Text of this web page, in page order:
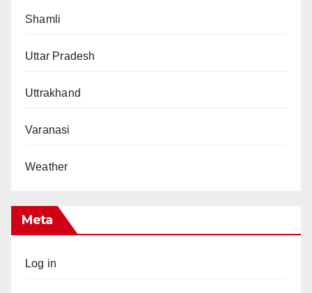
Shamli
Uttar Pradesh
Uttrakhand
Varanasi
Weather
Meta
Log in